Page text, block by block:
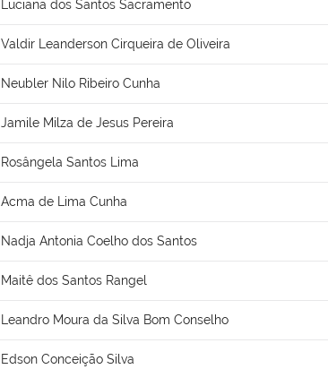
Luciana dos Santos Sacramento
Valdir Leanderson Cirqueira de Oliveira
Neubler Nilo Ribeiro Cunha
Jamile Milza de Jesus Pereira
Rosângela Santos Lima
Acma de Lima Cunha
Nadja Antonia Coelho dos Santos
Maitê dos Santos Rangel
Leandro Moura da Silva Bom Conselho
Edson Conceição Silva